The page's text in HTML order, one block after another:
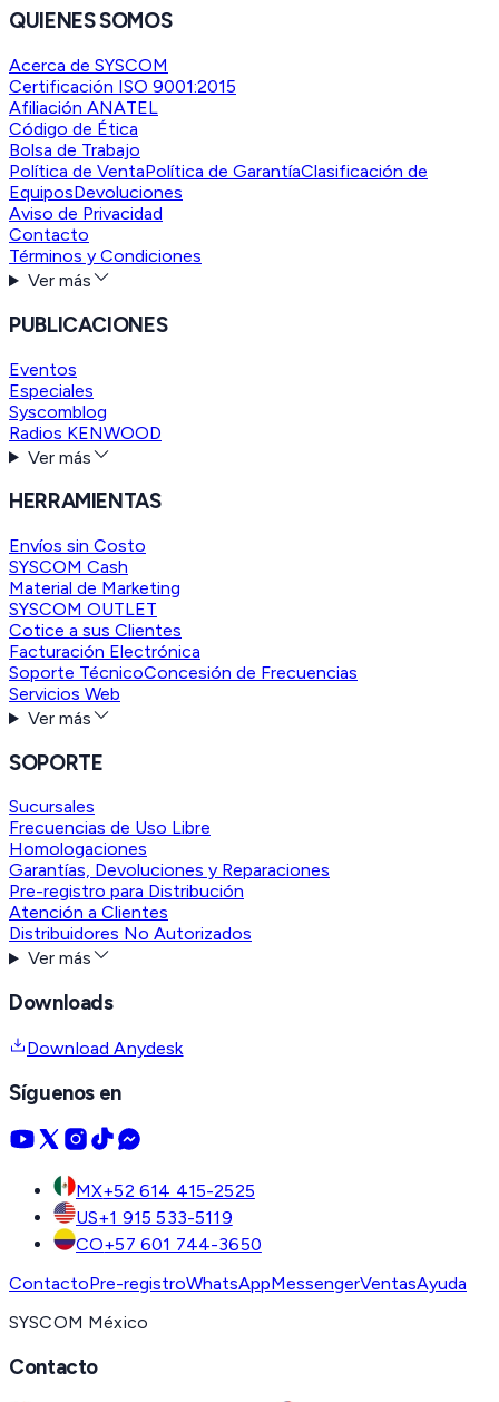
QUIENES SOMOS
Acerca de SYSCOM
Certificación ISO 9001:2015
Afiliación ANATEL
Código de Ética
Bolsa de Trabajo
Política de VentaPolítica de GarantíaClasificación de
EquiposDevoluciones
Aviso de Privacidad
Contacto
Términos y Condiciones
Ver más
PUBLICACIONES
Eventos
Especiales
Syscomblog
Radios KENWOOD
Ver más
HERRAMIENTAS
Envíos sin Costo
SYSCOM Cash
Material de Marketing
SYSCOM OUTLET
Cotice a sus Clientes
Facturación Electrónica
Soporte TécnicoConcesión de Frecuencias
Servicios Web
Ver más
SOPORTE
Sucursales
Frecuencias de Uso Libre
Homologaciones
Garantías, Devoluciones y Reparaciones
Pre-registro para Distribución
Atención a Clientes
Distribuidores No Autorizados
Ver más
Downloads
Download Anydesk
Síguenos en
MX+52 614 415-2525
US+1 915 533-5119
CO+57 601 744-3650
ContactoPre-registroWhatsAppMessengerVentasAyuda
SYSCOM México
Contacto